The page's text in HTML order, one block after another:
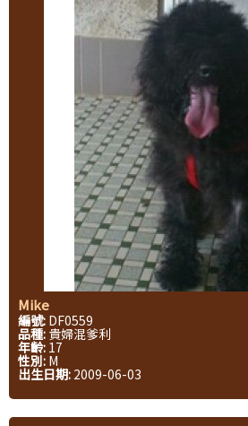
Mike
編號: DF0559
品種: 貴婦混爹利
年齡: 17
性別: M
出生日期: 2009-06-03